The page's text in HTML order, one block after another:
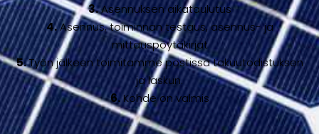
3.Asennuksen aikataulutus
4.Asennus, toiminnan testaus, asennus- ja
mittauspöytäkirjat
5.Työn jälkeen toimitamme postissa takuutodistuksen
ja laskun.
6.Kohde on valmis